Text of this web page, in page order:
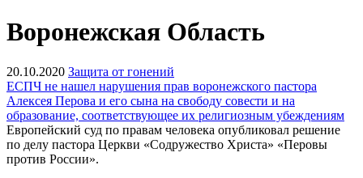
Воронежская Область
20.10.2020 Защита от гонений
ЕСПЧ не нашел нарушения прав воронежского пастора
Алексея Перова и его сына на свободу совести и на
образование, соответствующее их религиозным убеждениям
Европейский суд по правам человека опубликовал решение
по делу пастора Церкви «Содружество Христа» «Перовы
против России».